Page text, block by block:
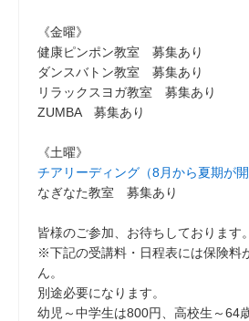
《金曜》
健康ピンポン教室 募集あり
ダンスバトン教室 募集あり
リラックスヨガ教室 募集あり
ZUMBA 募集あり
《土曜》
チアリーディング（8月から夏期が
なぎなた教室 募集あり
皆様のご参加、お待ちしております。
※下記の受講料・日程表には保険料
ん。
別途必要になります。
幼児～中学生は800円、高校生～64